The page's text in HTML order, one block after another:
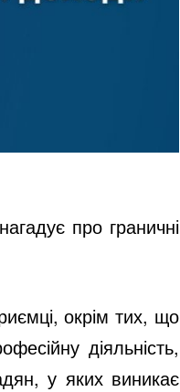
про граничні
окрім тих, що
діяльність,
у яких виникає